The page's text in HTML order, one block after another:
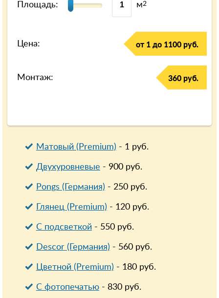
Площадь: м2
Цена: от 1 до 1100 руб.
Монтаж: 360 руб.
Матовый (Premium) - 1руб.
Двухуровневые - 900руб.
Pongs (Германия) - 250руб.
Глянец (Premium) - 120руб.
С подсветкой- 550руб.
Descor (Германия) - 560руб.
Цветной (Premium) - 180руб.
С фотопечатью- 830руб.